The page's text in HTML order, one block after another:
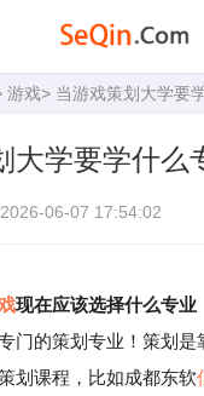
游戏> 当游戏策划大学要
大学要学什么
2026-06-07 17:54:02
现在应该选择什么专业
门的策划专业！策划是
划课程，比如成都东软